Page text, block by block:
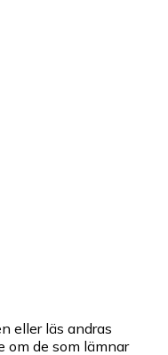
eller läs andras
om de som lämnar